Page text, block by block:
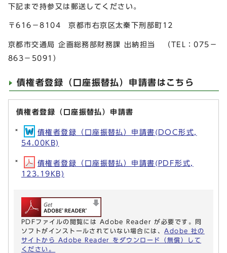
下記まで持参又は郵送してください。
〒616－8104 京都市右京区太秦下刑部町12
京都市交通局 企画総務部財務課 出納担当 （TEL：075－
863－5091）
債権者登録（口座振替払）申請書はこちら
債権者登録（口座振替払）申請書
債権者登録（口座振替払）申請書(DOC形式,
54.00KB)
債権者登録（口座振替払）申請書(PDF形式,
123.19KB)
PDFファイルの閲覧には Adobe Reader が必要です。同
ソフトがインストールされていない場合には、 Adobe 社の
サイトから Adobe Reader をダウンロード（無償）して
ください。